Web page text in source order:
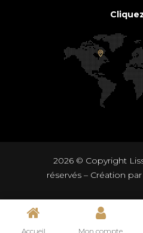
2026 © Copyright
réservés – Création
Accueil Mon compte